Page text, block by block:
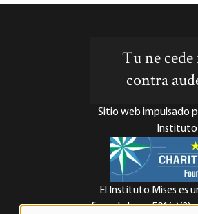
Tu ne cede
contra
Sitio web impulsado
Instituto
El Instituto Mises es
fines de lucro 501(c)(3)